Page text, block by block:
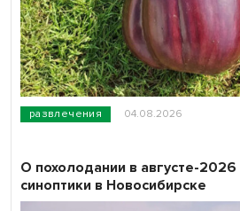
развлечения 04.08.2026
О похолодании в августе-2026
синоптики в Новосибирске